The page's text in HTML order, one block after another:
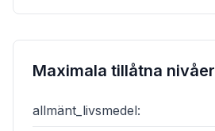
Maximala tillåtna nivåer
allmänt_livsmedel: